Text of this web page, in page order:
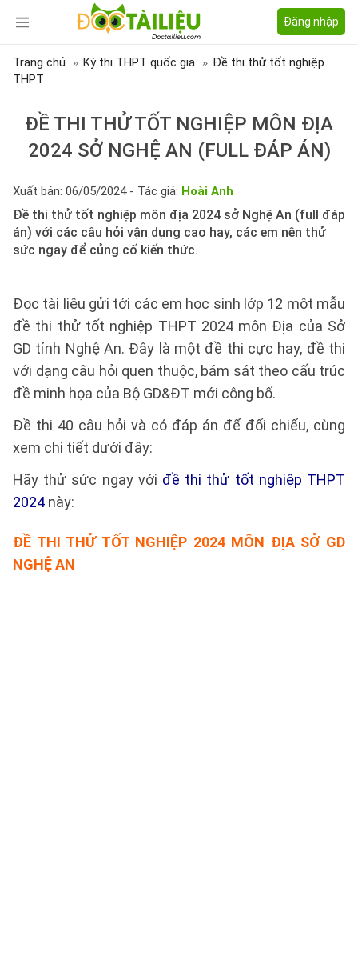
Đăng nhập
Trang chủ Kỳ thi THPT quốc gia
Đề thi thử tốt nghiệp
THPT
ĐỀ THI THỬ TỐT NGHIỆP MÔN ĐỊA
2024 SỞ NGHỆ AN (FULL ĐÁP ÁN)
Xuất bản: 06/05/2024 - Tác giả: Hoài Anh
Đề thi thử tốt nghiệp môn địa 2024 sở Nghệ An (full đáp
án) với các câu hỏi vận dụng cao hay, các em nên thử
sức ngay để củng cố kiến thức.
Đọc tài liệu gửi tới các em học sinh lớp 12 một mẫu
đề thi thử tốt nghiệp THPT 2024 môn Địa của Sở
GD tỉnh Nghệ An. Đây là một đề thi cực hay, đề thi
với dạng câu hỏi quen thuộc, bám sát theo cấu trúc
đề minh họa của Bộ GD&ĐT mới công bố.
Đề thi 40 câu hỏi và có đáp án để đối chiếu, cùng
xem chi tiết dưới đây:
Hãy thử sức ngay với đề thi thử tốt nghiệp THPT
2024 này:
ĐỀ THI THỬ TỐT NGHIỆP 2024 MÔN ĐỊA SỞ GD
NGHỆ AN